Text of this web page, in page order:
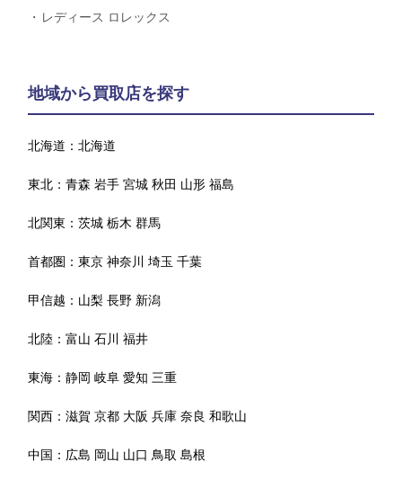
レディース ロレックス
地域から買取店を探す
北海道：北海道
東北：青森 岩手 宮城 秋田 山形 福島
北関東：茨城 栃木 群馬
首都圏：東京 神奈川 埼玉 千葉
甲信越： 山梨 長野 新潟
北陸：富山 石川 福井
東海：静岡 岐阜 愛知 三重
関西：滋賀 京都 大阪 兵庫 奈良 和歌山
中国： 広島 岡山 山口 鳥取 島根